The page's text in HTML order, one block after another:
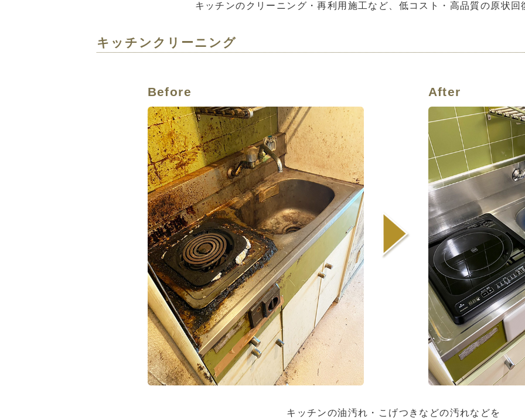
キッチンのクリーニング・再利用施工など、低コスト・高品質の原状回
キッチンクリーニング
Before After
キッチンの油汚れ・こげつきなどの汚れなどを